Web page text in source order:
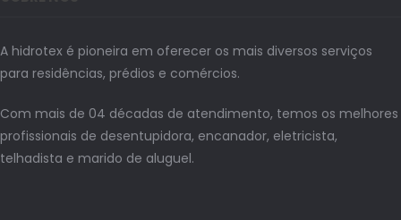
A hidrotex é pioneira em oferecer os mais diversos serviços
para residências, prédios e comércios.
Com mais de 04 décadas de atendimento, temos os melhores
profissionais de desentupidora, encanador, eletricista,
telhadista e marido de aluguel.